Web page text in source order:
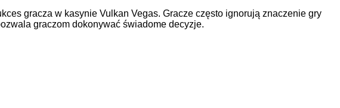
gracza w kasynie Vulkan Vegas. Gracze często ignorują znaczenie gry
graczom dokonywać świadome decyzje.